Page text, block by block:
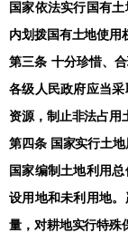
国家依法实行国有
内划拨国有土地使用
第三条 十分珍惜、
各级人民政府应当
资源，制止非法占用
第四条 国家实行土地
国家编制土地利用
设用地和未利用地
量，对耕地实行特殊